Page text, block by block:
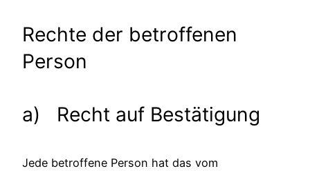
Rechte der betroffenen
Person
a) Recht auf Bestätigung
Jede betroffene Person hat das vom